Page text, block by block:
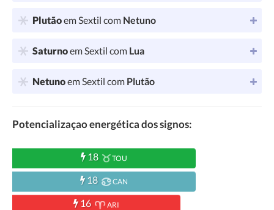
Plutãoem Sextil com Netuno
Saturnoem Sextil com Lua
Netunoem Sextil com Plutão
Potencializaçao energética dos signos:
18 TOU
18 CAN
16 ARI